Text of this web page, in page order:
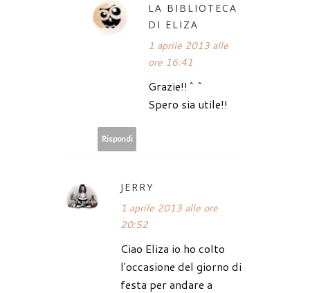
LA BIBLIOTECA
DI ELIZA
1 aprile 2013 alle
ore 16:41
Grazie!!^^
Spero sia utile!!
Rispondi
JERRY
1 aprile 2013 alle ore
20:52
Ciao Eliza io ho colto
l'occasione del giorno di
festa per andare a